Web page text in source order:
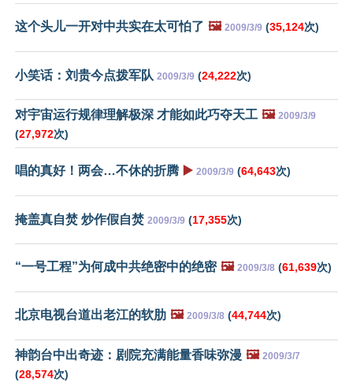
这个头儿一开对中共实在太可怕了 🖼️ 2009/3/9 (35,124次)
小笑话：刘贵今点拨军队 2009/3/9 (24,222次)
对宇宙运行规律理解极深 才能如此巧夺天工 🖼️ 2009/3/9
(27,972次)
唱的真好！两会…不休的折腾 ▶️ 2009/3/9 (64,643次)
掩盖真自焚 炒作假自焚 2009/3/9 (17,355次)
“一号工程”为何成中共绝密中的绝密 🖼️ 2009/3/8 (61,639次)
北京电视台道出老江的软肋 🖼️ 2009/3/8 (44,744次)
神韵台中出奇迹：剧院充满能量香味弥漫 🖼️ 2009/3/7
(28,574次)